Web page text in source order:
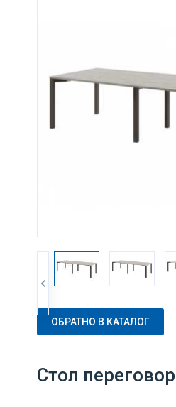
ОБРАТНО В КАТАЛОГ
Стол